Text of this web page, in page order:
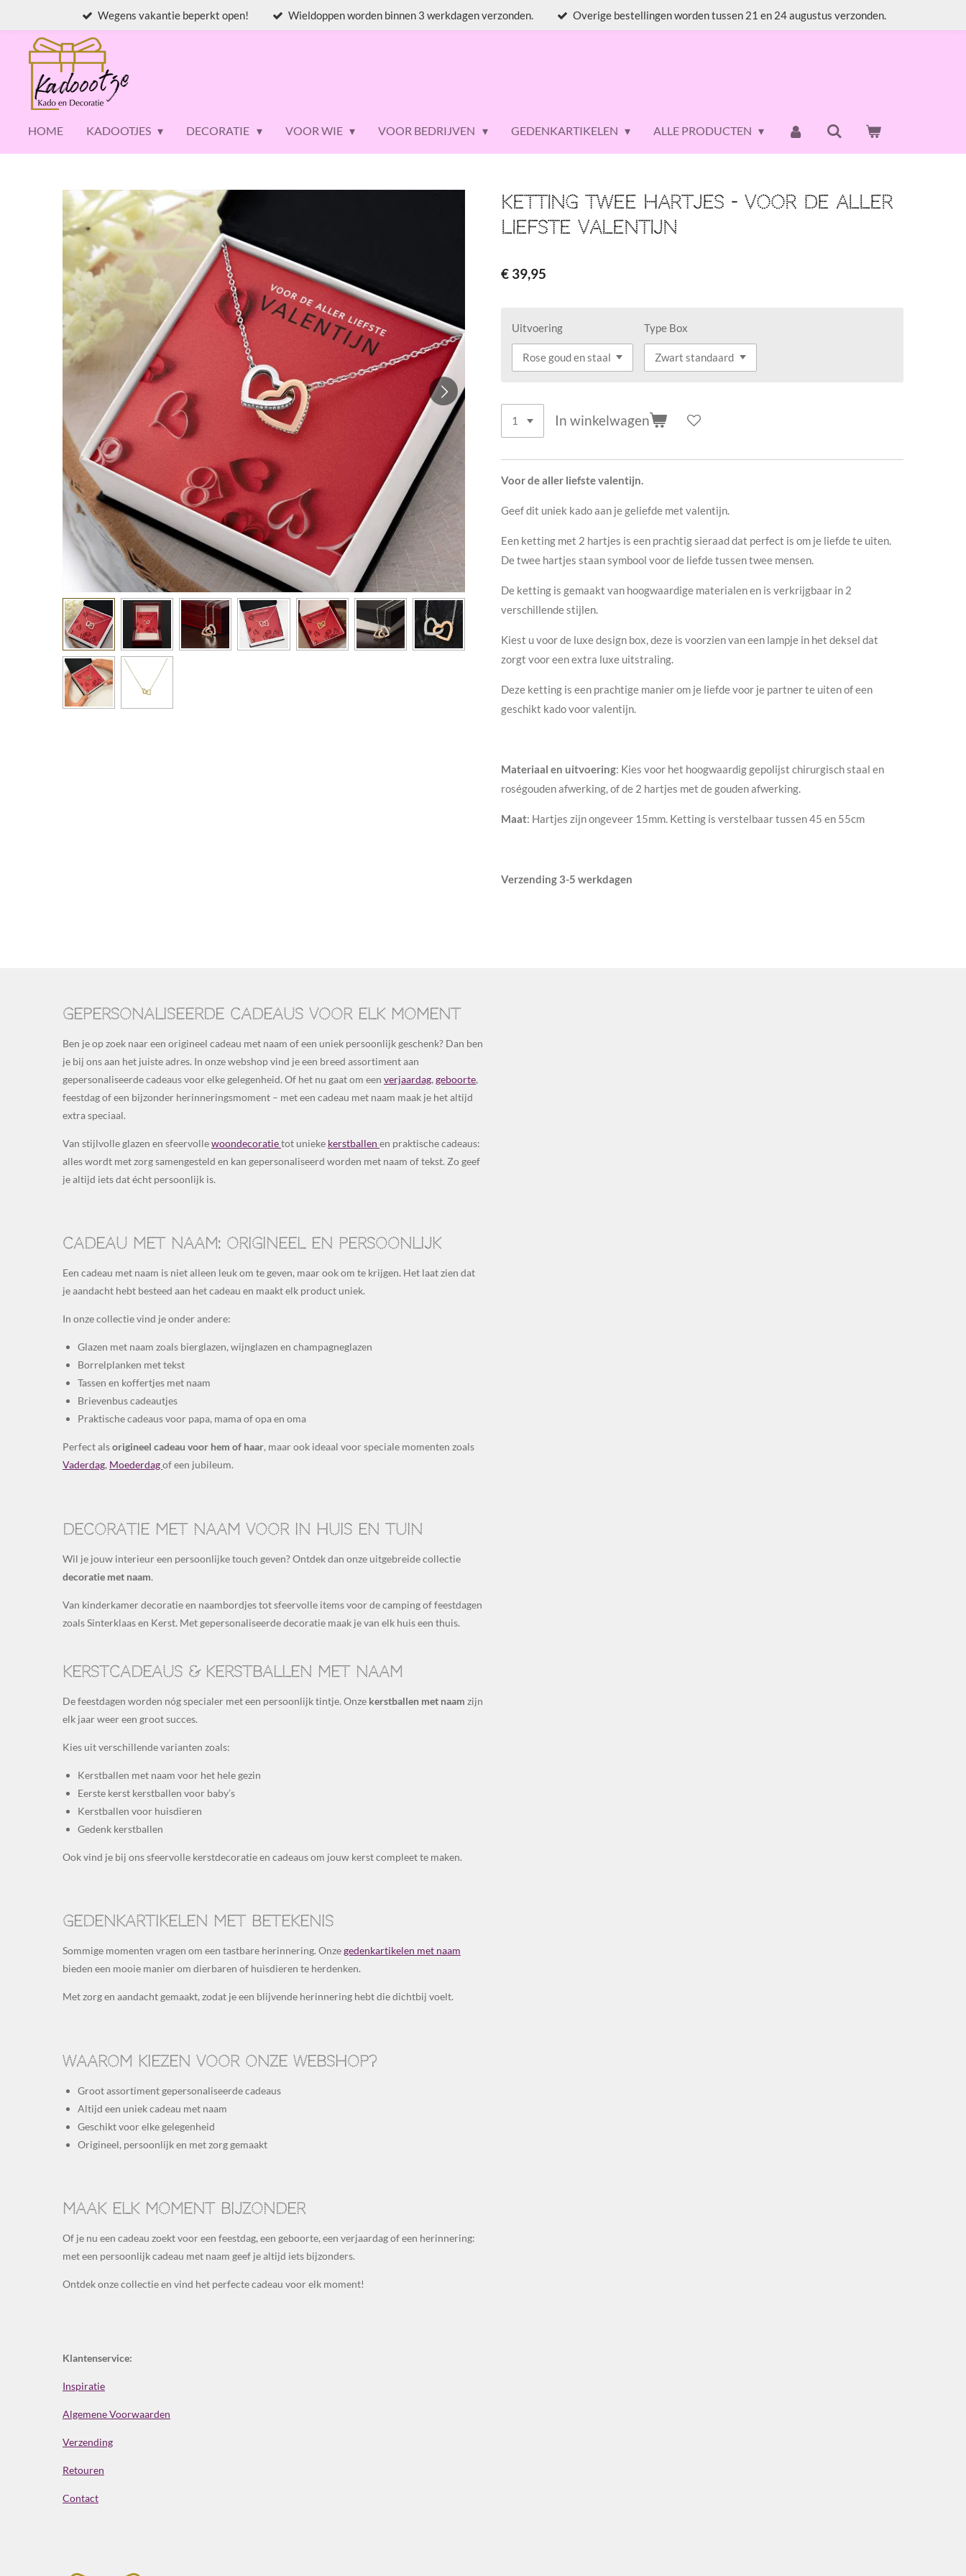
hoofdinhoud
Wegens vakantie beperkt open! Wieldoppen worden binnen 3 werkdagen verzonden. Overige bestellingen worden tussen 21 en 24 augustus verzonden.
HOME KADOOTJES DECORATIE VOOR WIE VOOR BEDRIJVEN GEDENKARTIKELEN ALLE PRODUCTEN
Ketting twee hartjes - Voor de aller
liefste valentijn
€ 39,95
Uitvoering Type Box
In winkelwagen
Voor de aller liefste valentijn.
Geef dit uniek kado aan je geliefde met valentijn.
Een ketting met 2 hartjes is een prachtig sieraad dat perfect is om je liefde te uiten.
De twee hartjes staan symbool voor de liefde tussen twee mensen.
De ketting is gemaakt van hoogwaardige materialen en is verkrijgbaar in 2
verschillende stijlen.
Kiest u voor de luxe design box, deze is voorzien van een lampje in het deksel dat
zorgt voor een extra luxe uitstraling.
Deze ketting is een prachtige manier om je liefde voor je partner te uiten of een
geschikt kado voor valentijn.
Materiaal en uitvoering: Kies voor het hoogwaardig gepolijst chirurgisch staal en
roségouden afwerking, of de 2 hartjes met de gouden afwerking.
Maat: Hartjes zijn ongeveer 15mm. Ketting is verstelbaar tussen 45 en 55cm
Verzending 3-5 werkdagen
Gepersonaliseerde cadeaus voor elk moment
Ben je op zoek naar een origineel cadeau met naam of een uniek persoonlijk geschenk? Dan ben
je bij ons aan het juiste adres. In onze webshop vind je een breed assortiment aan
gepersonaliseerde cadeaus voor elke gelegenheid. Of het nu gaat om een verjaardag, geboorte,
feestdag of een bijzonder herinneringsmoment – met een cadeau met naam maak je het altijd
extra speciaal.
Van stijlvolle glazen en sfeervollewoondecoratietot unieke kerstballen en praktische cadeaus:
alles wordt met zorg samengesteld en kan gepersonaliseerd worden met naam of tekst. Zo geef
je altijd iets dat écht persoonlijk is.
Cadeau met naam: origineel en persoonlijk
Een cadeau met naam is niet alleen leuk om te geven, maar ook om te krijgen. Het laat zien dat
je aandacht hebt besteed aan het cadeau en maakt elk product uniek.
In onze collectie vind je onder andere:
Glazen met naam zoals bierglazen, wijnglazen en champagneglazen
Borrelplanken met tekst
Tassen en koffertjes met naam
Brievenbus cadeautjes
Praktische cadeaus voor papa, mama of opa en oma
Perfect alsorigineel cadeau voor hem of haar, maar ook ideaal voor speciale momenten zoals
Vaderdag, Moederdagof een jubileum.
Decoratie met naam voor in huis en tuin
Wil je jouw interieur een persoonlijke touch geven? Ontdek dan onze uitgebreide collectie
decoratie met naam.
Van kinderkamer decoratie en naambordjes tot sfeervolle items voor de camping of feestdagen
zoals Sinterklaas en Kerst. Met gepersonaliseerde decoratie maak je van elk huis een thuis.
Kerstcadeaus & kerstballen met naam
De feestdagen worden nóg specialer met een persoonlijk tintje. Onze kerstballen met naam zijn
elk jaar weer een groot succes.
Kies uit verschillende varianten zoals:
Kerstballen met naam voor het hele gezin
Eerste kerst kerstballen voor baby’s
Kerstballen voor huisdieren
Gedenk kerstballen
Ook vind je bij ons sfeervolle kerstdecoratie en cadeaus om jouw kerst compleet te maken.
Gedenkartikelen met betekenis
Sommige momenten vragen om een tastbare herinnering. Onzegedenkartikelen met naam
bieden een mooie manier om dierbaren of huisdieren te herdenken.
Met zorg en aandacht gemaakt, zodat je een blijvende herinnering hebt die dichtbij voelt.
Waarom kiezen voor onze webshop?
Groot assortiment gepersonaliseerde cadeaus
Altijd een uniek cadeau met naam
Geschikt voor elke gelegenheid
Origineel, persoonlijk en met zorg gemaakt
Maak elk moment bijzonder
Of je nu een cadeau zoekt voor een feestdag, een geboorte, een verjaardag of een herinnering:
met een persoonlijk cadeau met naam geef je altijd iets bijzonders.
Ontdek onze collectie en vind het perfecte cadeau voor elk moment!
Klantenservice:
Inspiratie
Algemene Voorwaarden
Verzending
Retouren
Contact